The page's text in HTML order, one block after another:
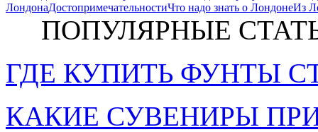
ЛондонаДостопримечательностиЧто надо знать о ЛондонеИз
ПОПУЛЯРНЫЕ
ГДЕ КУПИТЬ ФУНТЫ
КАКИЕ СУВЕНИРЫ